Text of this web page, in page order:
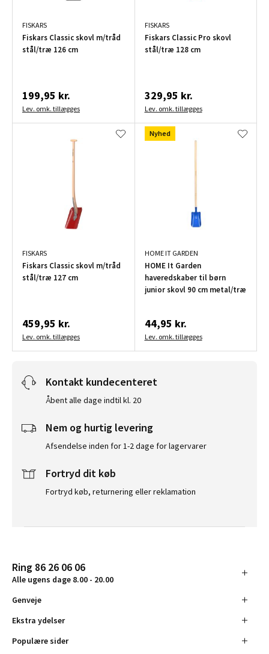
FISKARS
Fiskars Classic skovl m/tråd
stål/træ 126 cm
199,95 kr.
Lev. omk. tillægges
FISKARS
Fiskars Classic Pro skovl
stål/træ 128 cm
329,95 kr.
Lev. omk. tillægges
FISKARS
Fiskars Classic skovl m/tråd
stål/træ 127 cm
459,95 kr.
Lev. omk. tillægges
Nyhed
HOME IT GARDEN
HOME It Garden
haveredskaber til børn
junior skovl 90 cm metal/træ
44,95 kr.
Lev. omk. tillægges
Kontakt kundecenteret
Åbent alle dage indtil kl. 20
Nem og hurtig levering
Afsendelse inden for 1-2 dage for lagervarer
Fortryd dit køb
Fortryd køb, returnering eller reklamation
Ring 86 26 06 06
Alle ugens dage 8.00 - 20.00
Genveje
Ekstra ydelser
Populære sider